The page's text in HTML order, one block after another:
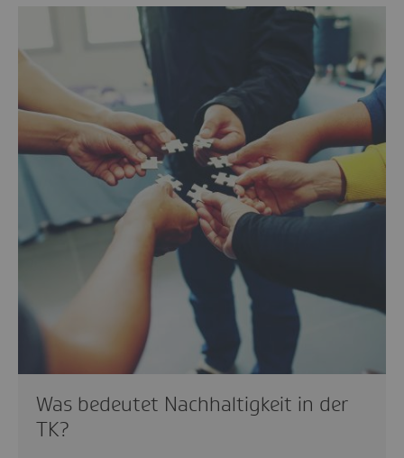
Was bedeutet Nachhaltigkeit in der
TK?